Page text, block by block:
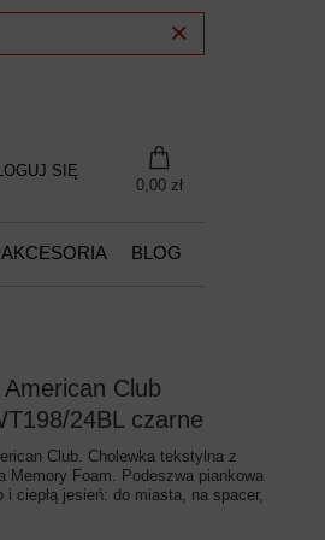
SIĘ
0,00 zł
AKCESORIA BLOG
Club
24BL czarne
Club. Cholewka tekstylna z
Memory Foam. Podeszwa piankowa
ciepłą jesień: do miasta, na spacer,